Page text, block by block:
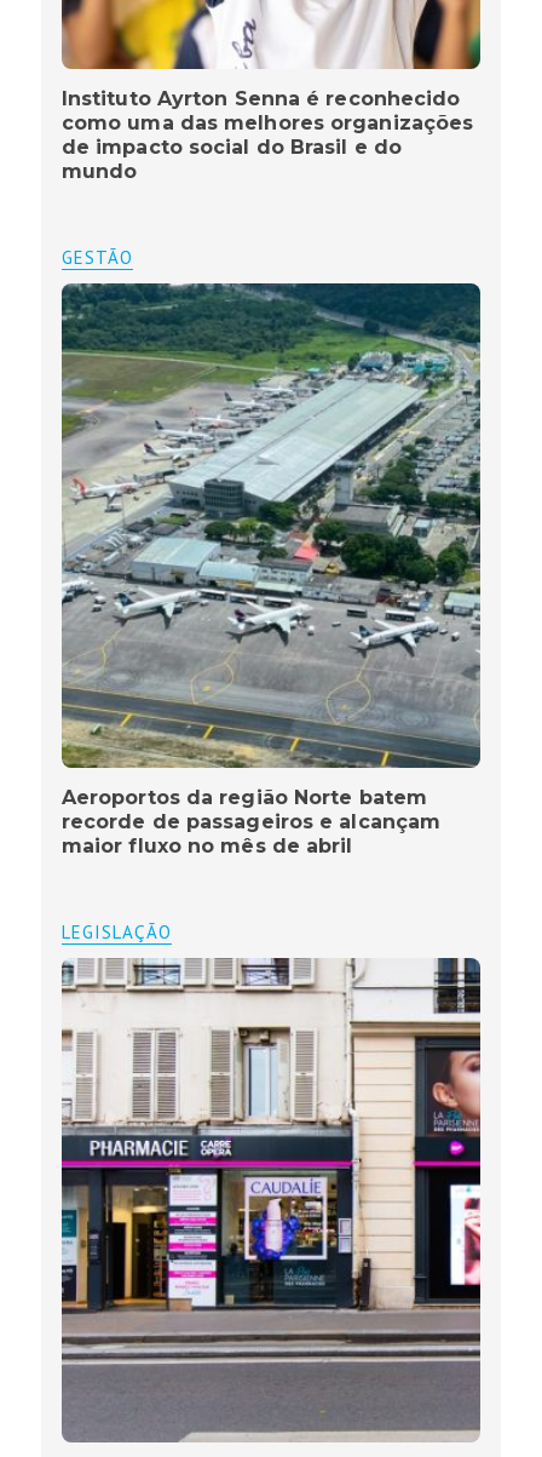
Instituto Ayrton Senna é reconhecido
como uma das melhores organizações
de impacto social do Brasil e do
mundo
GESTÃO
Aeroportos da região Norte batem
recorde de passageiros e alcançam
maior fluxo no mês de abril
LEGISLAÇÃO